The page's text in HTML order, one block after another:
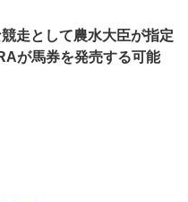
走として農水大臣が指定
が馬券を発売する可能